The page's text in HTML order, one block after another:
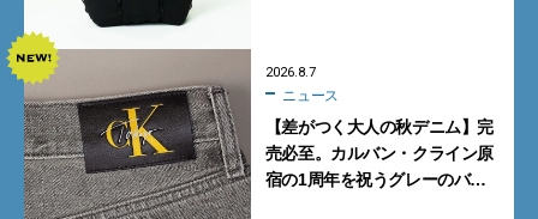
2026.8.7
ニュース
【差がつく大人の秋デニム】完
売必至。カルバン・クライン原
宿の1周年を祝うグレーのバ